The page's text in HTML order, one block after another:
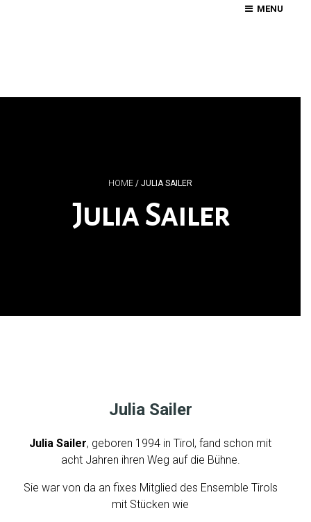
MENU
HOME / JULIA SAILER
Julia Sailer
A
I
Julia Sailer
Julia Sailer, geboren 1994 in Tirol, fand schon mit
acht Jahren ihren Weg auf die Bühne.
Sie war von da an fixes Mitglied des Ensemble Tirols
mit Stücken wie